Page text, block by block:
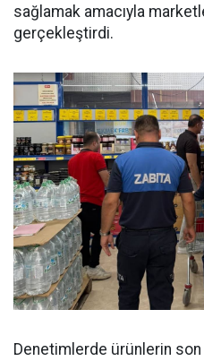
sağlamak amacıyla
gerçekleştirdi.
Denetimlerde ürünlerin